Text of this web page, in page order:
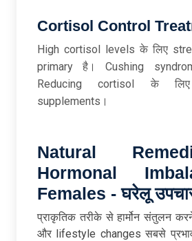
Cortisol Control
High cortisol levels के लिए
primary है। Cushing
Reducing cortisol के लिए
supplements।
Natural
Hormonal
Females -घरेलू
प्राकृतिक तरीके से हार्मोन संतुलन
और lifestyle changes सबसे